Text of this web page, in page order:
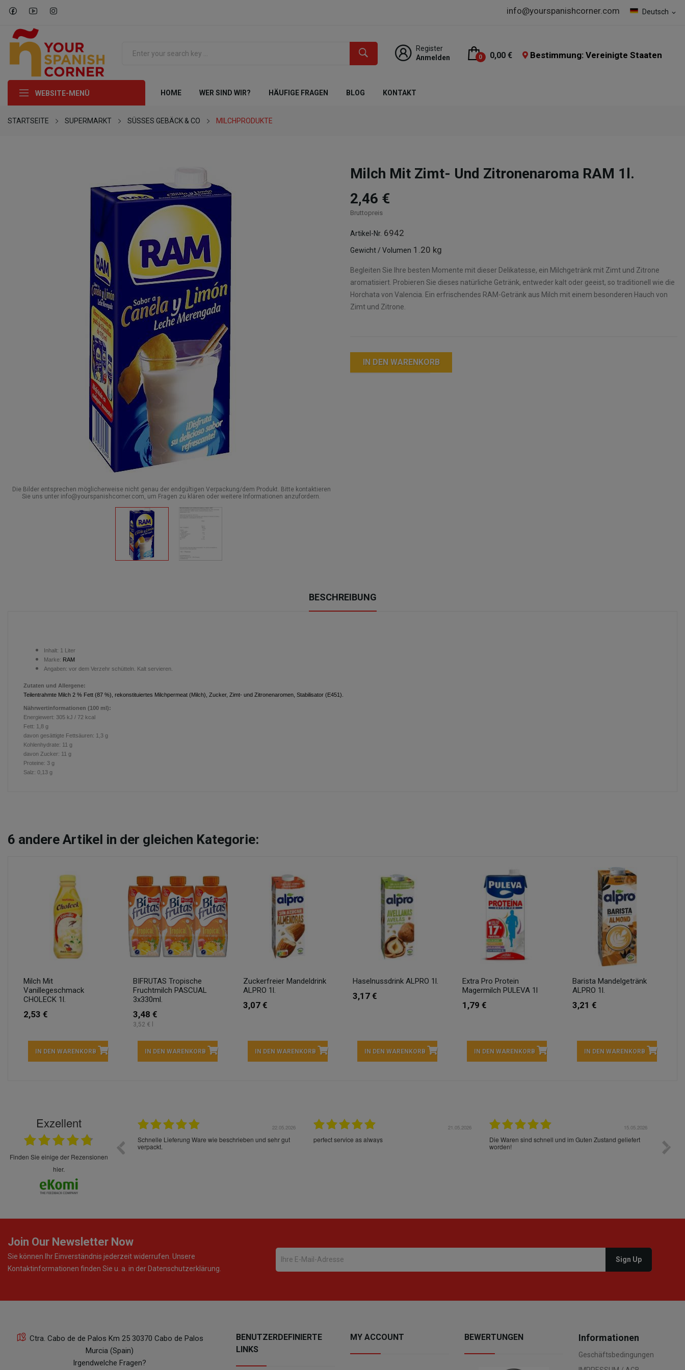
Deutsch expand_more
info@yourspanishcorner.com
Register
Anmelden
0 0,00 € Bestimmung: Vereinigte Staaten
WEBSITE-MENÜ HOME WER SIND WIR? HÄUFIGE FRAGEN BLOG KONTAKT
STARTSEITE SUPERMARKT SÜSSES GEBÄCK & CO MILCHPRODUKTE
Die Bilder entsprechen möglicherweise nicht genau der endgültigen Verpackung/dem Produkt. Bitte kontaktieren
Sie uns unter info@yourspanishcorner.com, um Fragen zu klären oder weitere Informationen anzufordern.
Milch Mit Zimt- Und Zitronenaroma RAM 1l.
2,46 €
Bruttopreis
Artikel-Nr. 6942
Gewicht / Volumen 1.20 kg
Begleiten Sie Ihre besten Momente mit dieser Delikatesse, ein Milchgetränk mit Zimt und Zitrone
aromatisiert. Probieren Sie dieses natürliche Getränk, entweder kalt oder geeist, so traditionell wie die
Horchata von Valencia. Ein erfrischendes RAM-Getränk aus Milch mit einem besonderen Hauch von
Zimt und Zitrone.
IN DEN WARENKORB
BESCHREIBUNG
Inhalt: 1 Liter
Marke: RAM
Angaben: vor dem Verzehr schütteln. Kalt servieren.
Zutaten und Allergene:
Teilentrahmte Milch 2 % Fett (87 %), rekonstituiertes Milchpermeat (Milch), Zucker, Zimt- und Zitronenaromen, Stabilisator (E451).
Nährwertinformationen (100 ml):
Energiewert: 305 kJ / 72 kcal
Fett: 1,8 g
davon gesättigte Fettsäuren: 1,3 g
Kohlenhydrate: 11 g
davon Zucker: 11 g
Proteine: 3 g
Salz: 0,13 g
6 andere Artikel in der gleichen Kategorie:
Milch Mit
Vanillegeschmack
CHOLECK 1l.
2,53 €
IN DEN WARENKORB
BIFRUTAS Tropische
Fruchtmilch PASCUAL
3x330ml.
3,48 €
3,52 € l
IN DEN WARENKORB
Zuckerfreier Mandeldrink
ALPRO 1l.
3,07 €
IN DEN WARENKORB
Haselnussdrink ALPRO 1l.
3,17 €
IN DEN WARENKORB
Extra Pro Protein
Magermilch PULEVA 1l
1,79 €
IN DEN WARENKORB
Barista Mandelgetränk
ALPRO 1l.
3,21 €
IN DEN WARENKORB
Exzellent
finden Sie einige der Rezensionen
hier.
sehr sorgsam verpackt. Alles kommt
Spaß so einzukaufen. Die Abwicklung ist
22.05.2026
Schnelle Lieferung Ware wie beschrieben und sehr gut
verpackt.
21.05.2026
perfect service as always
15.05.2026
Die Waren sind schnell und im Guten Zustand geliefert
worden!
Join Our Newsletter Now
Sie können Ihr Einverständnis jederzeit widerrufen. Unsere
Kontaktinformationen finden Sie u. a. in der Datenschutzerklärung.
Ctra. Cabo de de Palos Km 25 30370 Cabo de Palos
Murcia (Spain)
Irgendwelche Fragen?
BENUTZERDEFINIERTE
LINKS
MY ACCOUNT BEWERTUNGEN Informationen
Geschäftsbedingungen